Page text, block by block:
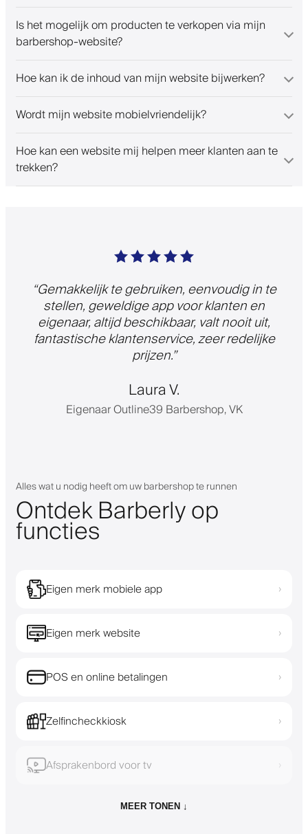
Is het mogelijk om producten te verkopen via mijn
barbershop-website?
Hoe kan ik de inhoud van mijn website bijwerken?
Wordt mijn website mobielvriendelijk?
Hoe kan een website mij helpen meer klanten aan te
trekken?
“Gemakkelijk te gebruiken, eenvoudig in te
stellen, geweldige app voor klanten en
eigenaar, altijd beschikbaar, valt nooit uit,
fantastische klantenservice, zeer redelijke
prijzen.”
Laura V.
Eigenaar Outline39 Barbershop, VK
Alles wat u nodig heeft om uw barbershop te runnen
Ontdek Barberly op
functies
Eigen merk mobiele app ›
Eigen merk website ›
POS en online betalingen ›
Zelfincheckkiosk ›
Afsprakenbord voor tv ›
MEER TONEN ↓